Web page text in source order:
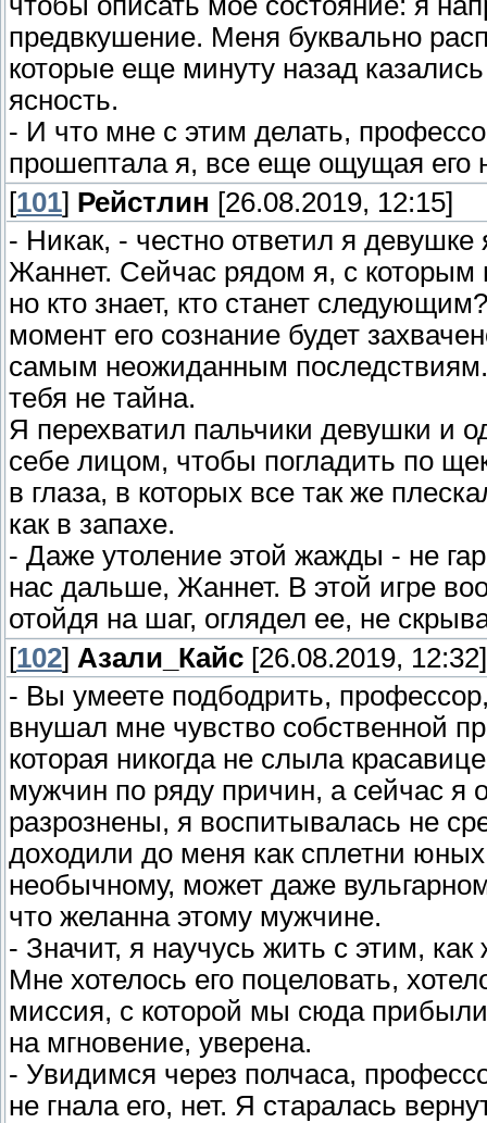
предвкушение. Меня буквально
которые еще минуту назад
ясность.
- И что мне с этим делать,
прошептала я, все еще ощущая его
[101] Рейстлин [26.08.2019, 12:15]
- Никак, - честно ответил я
Жаннет. Сейчас рядом я, с которым
но кто знает, кто станет
момент его сознание будет
самым неожиданным
тебя не тайна.
Я перехватил пальчики девушки и
себе лицом, чтобы погладить по
в глаза, в которых все так же
как в запахе.
- Даже утоление этой жажды - не
нас дальше, Жаннет. В этой игре
отойдя на шаг, оглядел ее, не
[102] Азали_Кайс [26.08.2019, 12:32]
- Вы умеете подбодрить,
внушал мне чувство собственной
которая никогда не слыла
мужчин по ряду причин, а сейчас
разрознены, я воспитывалась не
доходили до меня как сплетни
необычному, может даже
что желанна этому мужчине.
- Значит, я научусь жить с этим,
Мне хотелось его поцеловать,
миссия, с которой мы сюда
на мгновение, уверена.
- Увидимся через полчаса,
не гнала его, нет. Я старалась